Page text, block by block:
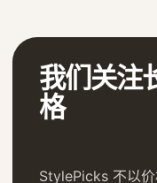
我们关注
格
StylePicks 不以